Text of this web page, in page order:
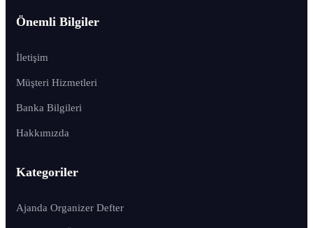
Önemli Bilgiler
İletişim
Müşteri Hizmetleri
Banka Bilgileri
Hakkımızda
Kategoriler
Ajanda Organizer Defter